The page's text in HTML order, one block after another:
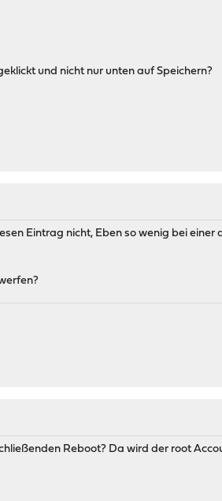
und nicht nur unten auf Speichern?
Eintrag nicht, Eben so wenig bei
Reboot? Da wird der root